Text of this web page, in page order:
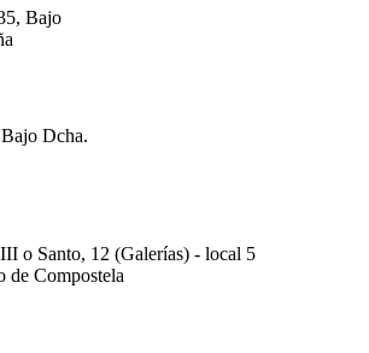
Bajo
Dcha.
o Santo, 12 (Galerías) - local 5
de Compostela